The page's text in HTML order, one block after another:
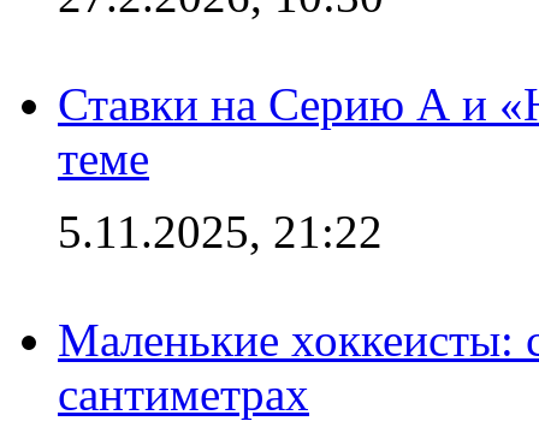
Ставки на Серию А и
теме
5.11.2025, 21:22
Маленькие хоккеисты:
сантиметрах